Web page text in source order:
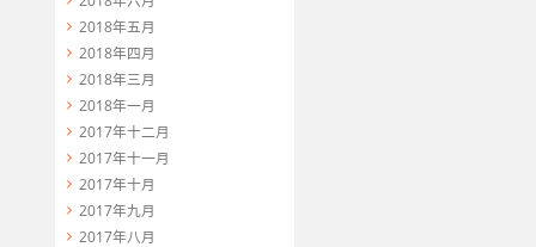
2018年五月
2018年四月
2018年三月
2018年一月
2017年十二月
2017年十一月
2017年十月
2017年九月
2017年八月